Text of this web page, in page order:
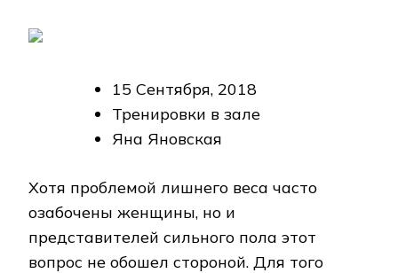
15 Сентября, 2018
Тренировки в зале
Яна Яновская
Хотя проблемой лишнего веса часто
озабочены женщины, но и
представителей сильного пола этот
вопрос не обошел стороной. Для того